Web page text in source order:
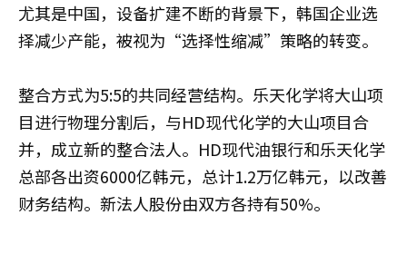
尤其是中国，设备扩建不断的背景下，韩国企业选
择减少产能，被视为“选择性缩减”策略的转变。
整合方式为5:5的共同经营结构。乐天化学将大山项
目进行物理分割后，与HD现代化学的大山项目合
并，成立新的整合法人。HD现代油银行和乐天化学
总部各出资6000亿韩元，总计1.2万亿韩元，以改善
财务结构。新法人股份由双方各持有50%。